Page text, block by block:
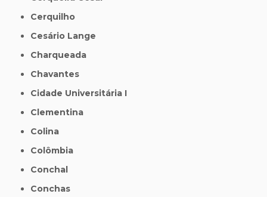
Cerquilho
Cesário Lange
Charqueada
Chavantes
Cidade Universitária I
Clementina
Colina
Colômbia
Conchal
Conchas